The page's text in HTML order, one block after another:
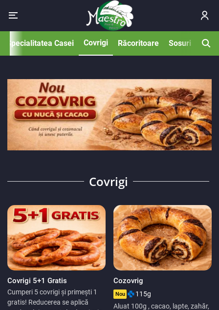
Specialitatea Casei Covrigi Răcoritoare Sosuri
Covrigi
Covrigi 5+1 Gratis
Cumperi 5 covrigi și primești 1
gratis! Reducerea se aplică
Cozovrig
Nou
115g
Aluat 100g , cacao, lapte, zahăr,